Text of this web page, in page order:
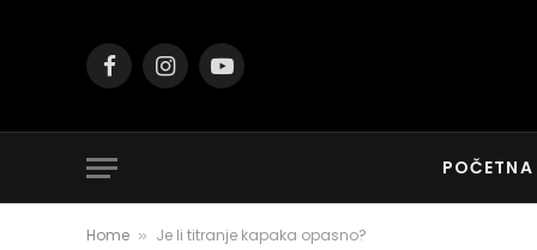
FacebookInstagramYouTube
POČETNA
Home » Je li titranje kapaka opasno?